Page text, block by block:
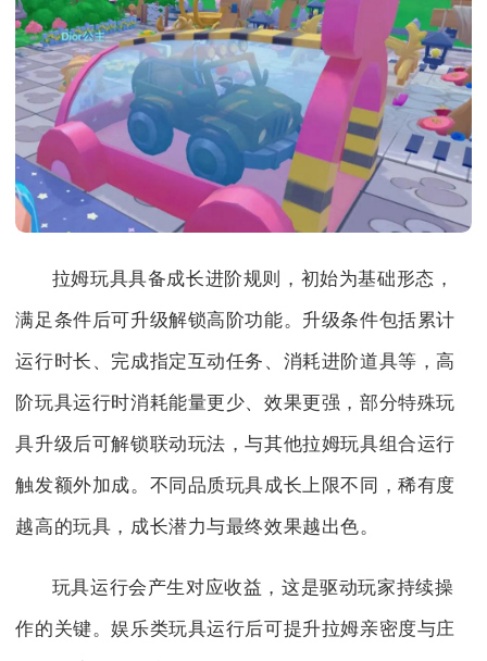
拉姆玩具具备成长进阶规则，初始为基础形态，
满足条件后可升级解锁高阶功能。升级条件包括累计
运行时长、完成指定互动任务、消耗进阶道具等，高
阶玩具运行时消耗能量更少、效果更强，部分特殊玩
具升级后可解锁联动玩法，与其他拉姆玩具组合运行
触发额外加成。不同品质玩具成长上限不同，稀有度
越高的玩具，成长潜力与最终效果越出色。
玩具运行会产生对应收益，这是驱动玩家持续操
作的关键。娱乐类玩具运行后可提升拉姆亲密度与庄